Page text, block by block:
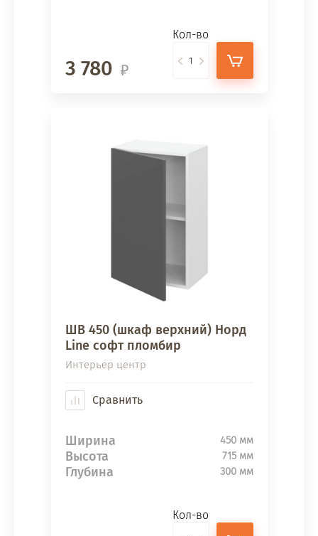
3 780
Кол-во
ШВ 450 (шкаф верхний) Норд
Line софт пломбир
Интерьер центр
Сравнить
Ширина 450 мм
Высота 715 мм
Глубина 300 мм
Кол-во